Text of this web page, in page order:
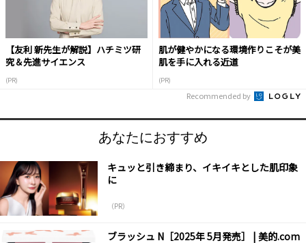
【友利 新先生が解説】ハチミツ研
究＆先進サイエンス
(PR)
肌が健やかになる環境作りこそが美
肌を手に入れる近道
(PR)
Recommended by
あなたにおすすめ
キュッと引き締まり、イキイキとした肌印象
に
（PR）
ブラッシュ N［2025年 5月発売］ | 美的.com